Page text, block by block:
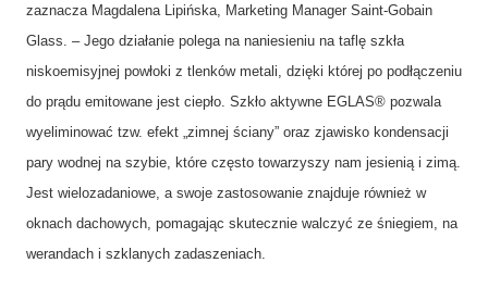
zaznacza Magdalena Lipińska, Marketing Manager Saint-Gobain
Glass. – Jego działanie polega na naniesieniu na taflę szkła
niskoemisyjnej powłoki z tlenków metali, dzięki której po podłączeniu
do prądu emitowane jest ciepło. Szkło aktywne EGLAS® pozwala
wyeliminować tzw. efekt „zimnej ściany” oraz zjawisko kondensacji
pary wodnej na szybie, które często towarzyszy nam jesienią i zimą.
Jest wielozadaniowe, a swoje zastosowanie znajduje również w
oknach dachowych, pomagając skutecznie walczyć ze śniegiem, na
werandach i szklanych zadaszeniach.